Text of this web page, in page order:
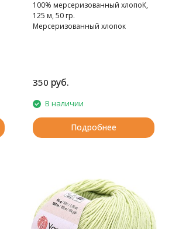
100% мерсеризованный хлопоК,
125 м, 50 гр.
Мерсеризованный хлопок
350 руб.
В наличии
Подробнее